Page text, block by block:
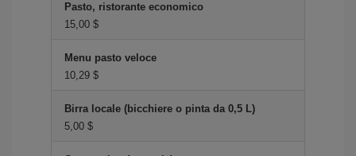
Pasto, ristorante economico
15,00 $
Menu pasto veloce
10,29 $
Birra locale (bicchiere o pinta da 0,5 L)
5,00 $